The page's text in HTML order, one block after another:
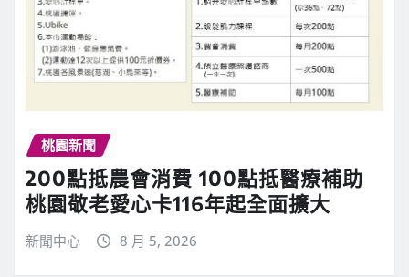
桃園新聞
200點抵農會消費 100點抵醫療補助
桃園敬老愛心卡116年起全面擴大
新聞中心 8 月 5, 2026